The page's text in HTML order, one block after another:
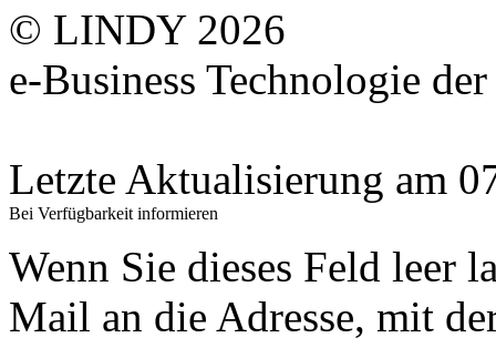
© LINDY 2026
e-Business Technologie
Letzte Aktualisierung am
Bei Verfügbarkeit informieren
Wenn Sie dieses Feld leer
Mail an die Adresse, mit